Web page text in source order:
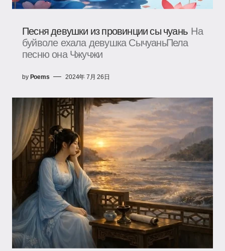
Песня девушки из провинции сы чуань На
буйволе ехала девушка СычуаньПела
песню она Чжучжи
by Poems 2024年 7月 26日